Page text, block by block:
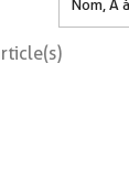
Nom, A